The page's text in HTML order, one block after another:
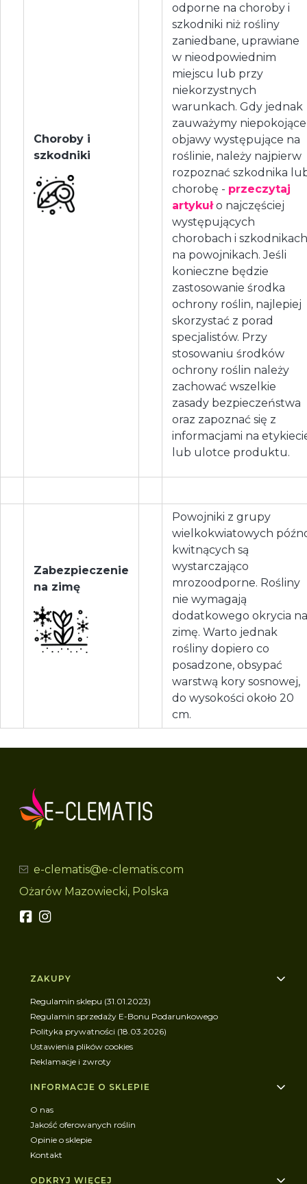
Choroby i
szkodniki
odporne na choroby i
szkodniki niż rośliny
zaniedbane, uprawiane
w nieodpowiednim
miejscu lub przy
niekorzystnych
warunkach. Gdy jednak
zauważymy niepokojące
objawy występujące na
roślinie, należy najpierw
rozpoznać szkodnika
chorobę - przeczytaj
artykuło najczęściej
występujących
chorobach i szkodnikach
na powojnikach. Jeśli
konieczne będzie
zastosowanie środka
ochrony roślin, najlepiej
skorzystać z porad
specjalistów. Przy
stosowaniu środków
ochrony roślin należy
zachować wszelkie
zasady bezpieczeństwa
oraz zapoznać się z
informacjami na
lub ulotce produktu.
Zabezpieczenie
na zimę
Powojniki z grupy
wielkokwiatowych
kwitnących są
wystarczająco
mrozoodporne. Rośliny
nie wymagają
dodatkowego okrycia na
zimę. Warto jednak
rośliny dopiero co
posadzone, obsypać
warstwą kory sosnowej,
do wysokości około 20
cm.
e-clematis@e-clematis.com
Ożarów Mazowiecki, Polska
Linki w stopce
ZAKUPY
Regulamin sklepu (31.01.2023)
Regulamin sprzedaży E-Bonu Podarunkowego
Polityka prywatności (18.03.2026)
Ustawienia plików cookies
Reklamacje i zwroty
INFORMACJE O SKLEPIE
O nas
Jakość oferowanych roślin
Opinie o sklepie
Kontakt
ODKRYJ WIĘCEJ